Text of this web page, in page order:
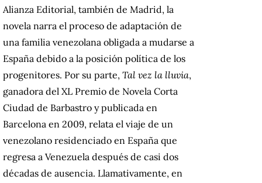
Alianza Editorial, también de Madrid, la
novela narra el proceso de adaptación de
una familia venezolana obligada a mudarse a
España debido a la posición política de los
progenitores. Por su parte, Tal vez la lluvia,
ganadora del XL Premio de Novela Corta
Ciudad de Barbastro y publicada en
Barcelona en 2009, relata el viaje de un
venezolano residenciado en España que
regresa a Venezuela después de casi dos
décadas de ausencia. Llamativamente, en